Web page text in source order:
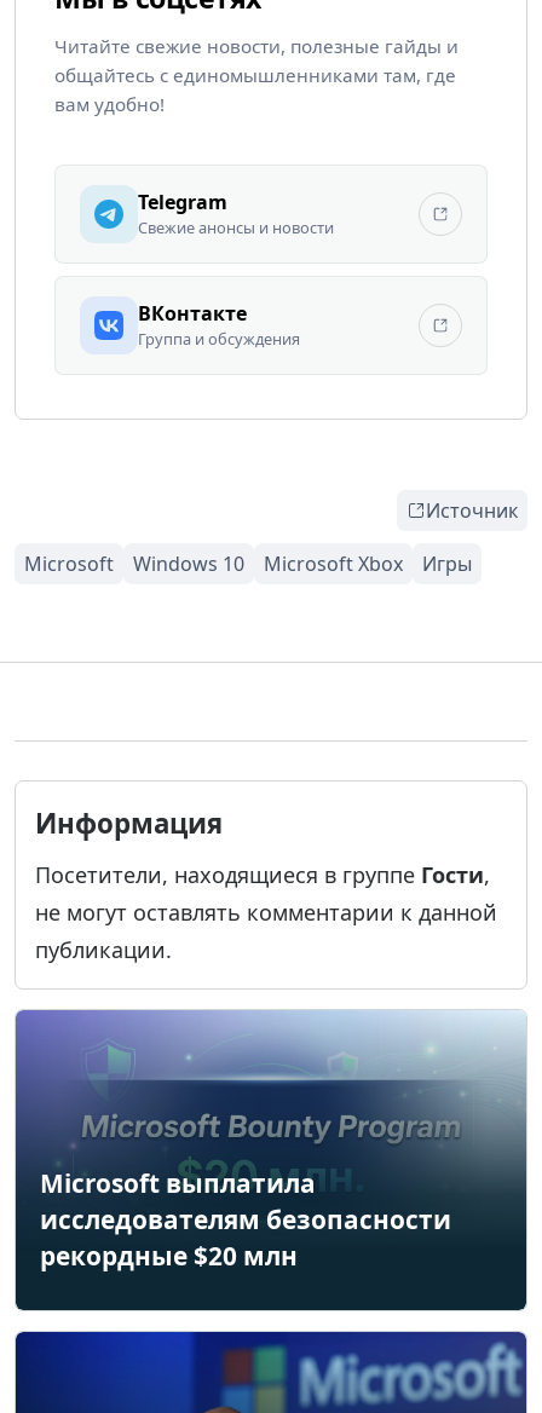
Читайте свежие новости, полезные гайды и
общайтесь с единомышленниками там, где
вам удобно!
Telegram
Свежие анонсы и новости
ВКонтакте
Группа и обсуждения
Источник
Информация
Посетители, находящиеся в группе Гости,
не могут оставлять комментарии к данной
публикации.
Microsoft выплатила
исследователям безопасности
рекордные $20 млн